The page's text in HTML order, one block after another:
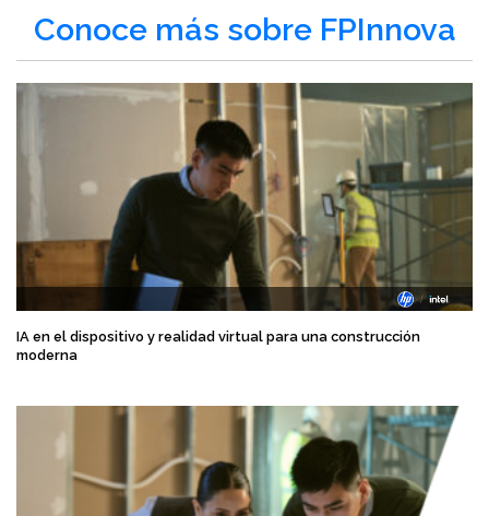
Conoce más sobre FPInnova
IA en el dispositivo y realidad virtual para una construcción
moderna